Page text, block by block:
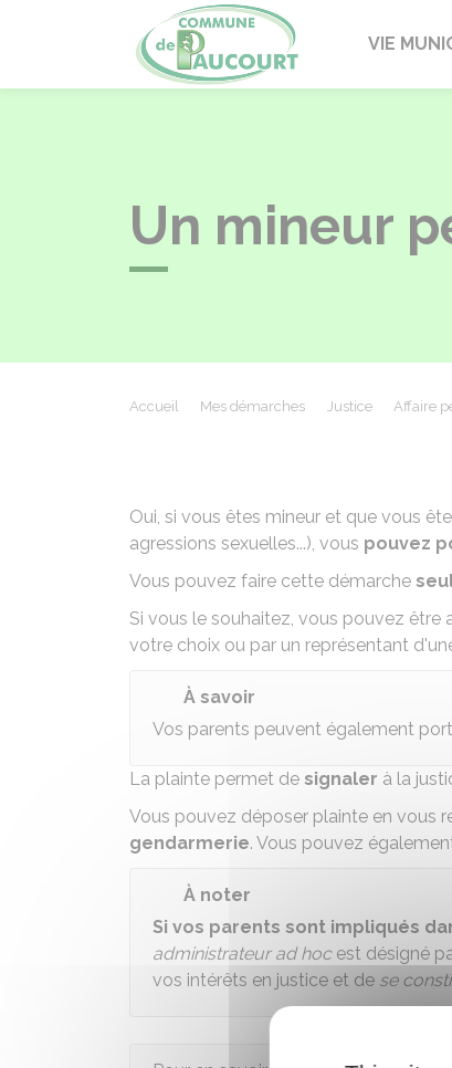
Paucourt
VIE
Un mineur
Accueil Mes démarches Justice Affaire
Oui, si vous êtes mineur et que vous
agressions sexuelles...), vous pouvez
Vous pouvez faire cette démarche
Si vous le souhaitez, vous pouvez être
votre choix ou par un représentant
À savoir
Vos parents peuvent également
La plainte permet de signaler à la
Vous pouvez déposer plainte en vous
gendarmerie. Vous pouvez
À noter
Si vos parents sont impliqués
administrateur ad hocest désigné
vos intérêts en justice et de se